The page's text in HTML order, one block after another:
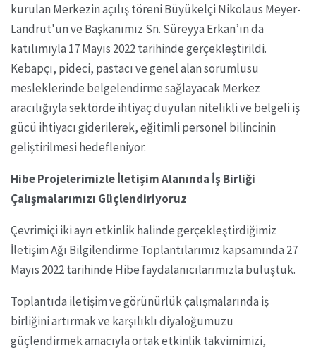
kurulan Merkezin açılış töreni Büyükelçi Nikolaus Meyer-
Landrut'un ve Başkanımız Sn. Süreyya Erkan’ın da
katılımıyla 17 Mayıs 2022 tarihinde gerçekleştirildi.
Kebapçı, pideci, pastacı ve genel alan sorumlusu
mesleklerinde belgelendirme sağlayacak Merkez
aracılığıyla sektörde ihtiyaç duyulan nitelikli ve belgeli iş
gücü ihtiyacı giderilerek, eğitimli personel bilincinin
geliştirilmesi hedefleniyor.
Hibe Projelerimizle İletişim Alanında İş Birliği
Çalışmalarımızı Güçlendiriyoruz
Çevrimiçi iki ayrı etkinlik halinde gerçekleştirdiğimiz
İletişim Ağı Bilgilendirme Toplantılarımız kapsamında 27
Mayıs 2022 tarihinde Hibe faydalanıcılarımızla buluştuk.
Toplantıda iletişim ve görünürlük çalışmalarında iş
birliğini artırmak ve karşılıklı diyaloğumuzu
güçlendirmek amacıyla ortak etkinlik takvimimizi,